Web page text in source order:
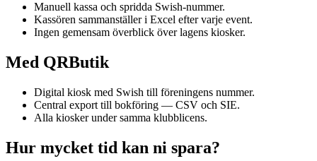
Manuell kassa och spridda Swish-nummer.
Kassören sammanställer i Excel efter varje event.
Ingen gemensam överblick över lagens kiosker.
Med QRButik
Digital kiosk med Swish till föreningens nummer.
Central export till bokföring — CSV och SIE.
Alla kiosker under samma klubblicens.
Hur mycket tid kan ni spara?